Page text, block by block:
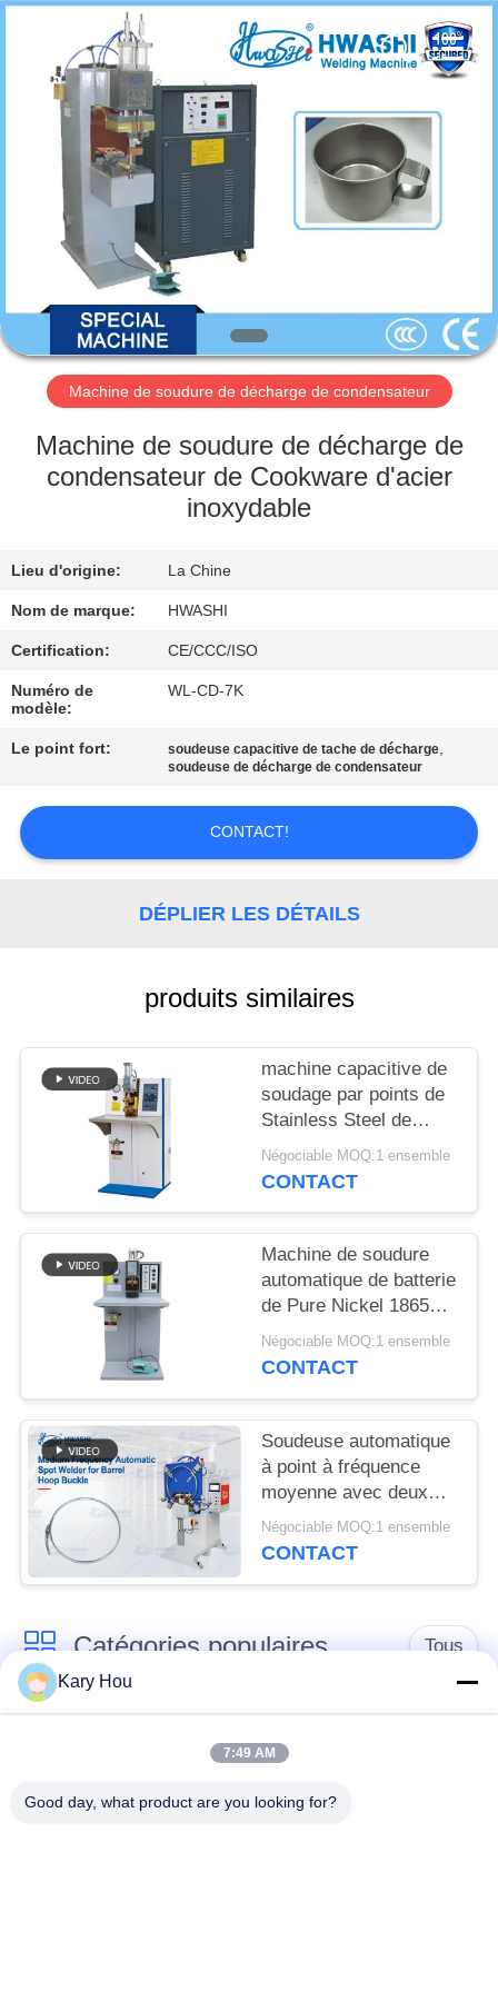
MAISON
PRODUITS
SUJET
DE
NOUS
VISITE
D'USINE
DE
QUALITÉ
CONTACTEZ-
NOUS
CAS
CITATION
PLAN
POLITIQUE
EN
MATIÈRE
PROTECTION
DE
LA
VIE
PRIVÉE
2026
TECHNOLOGY
Reserved.
Machine de soudure de décharge de condensateur
Machine de soudure de décharge de
condensateur de Cookware d'acier
inoxydable
Lieu d'origine: La Chine
Nom de marque: HWASHI
Certification: CE/CCC/ISO
Numéro de
modèle:
WL-CD-7K
Le point fort: soudeuse capacitive de tache de décharge,
soudeuse de décharge de condensateur
CONTACT!
DÉPLIER LES DÉTAILS
produits similaires
machine capacitive de
soudage par points de
Stainless Steel de
soudeuse de tache
d'énergie de machine
soudeuse de tache de
la batterie 220v pric
Négociable MOQ:1 ensemble
CONTACT
Machine de soudure
automatique de batterie
de Pure Nickel 18650
de soudeuse de tache
de condensateur de
Négociable MOQ:1 ensemble
CONTACT
Soudeuse automatique
à point à fréquence
moyenne avec deux
têtes de soudage et
technologie MFDC
Négociable MOQ:1 ensemble
CONTACT
Catégories populaires Tous
Machine de soudage
Machine de soudage
de treillis métallique
machine de soudure
machine de soudure
Kary Hou
7:49 AM
Good day, what product are you looking for?